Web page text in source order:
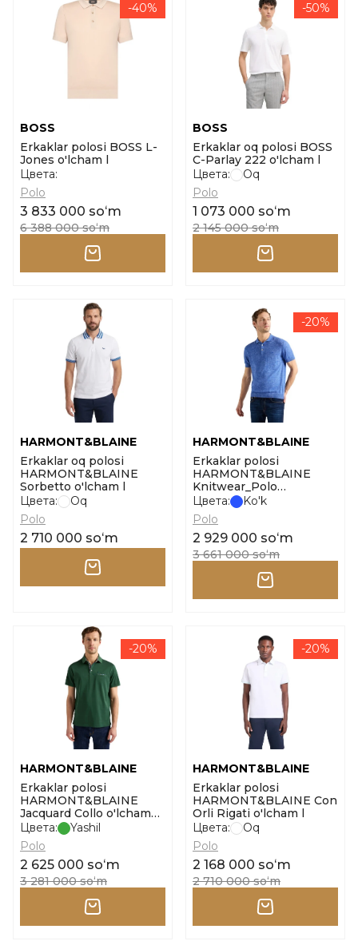
-40%
BOSS
Erkaklar polosi BOSS L-
Jones o'lcham l
Цвета:
Polo
3 833 000 soʻm
6 388 000 soʻm
-50%
BOSS
Erkaklar oq polosi BOSS
C-Parlay 222 o'lcham l
Цвета:
Oq
Polo
1 073 000 soʻm
2 145 000 soʻm
HARMONT&BLAINE
Erkaklar oq polosi
HARMONT&BLAINE
Sorbetto o'lcham l
Цвета:
Oq
Polo
2 710 000 soʻm
-20%
HARMONT&BLAINE
Erkaklar polosi
HARMONT&BLAINE
Knitwear_Polo
Smacchinata Tweed
o'lcham l
Цвета:
Ko'k
Polo
2 929 000 soʻm
3 661 000 soʻm
-20%
HARMONT&BLAINE
Erkaklar polosi
HARMONT&BLAINE
Jacquard Collo o'lcham
3xl
Цвета:
Yashil
Polo
2 625 000 soʻm
3 281 000 soʻm
-20%
HARMONT&BLAINE
Erkaklar polosi
HARMONT&BLAINE Con
Orli Rigati o'lcham l
Цвета:
Oq
Polo
2 168 000 soʻm
2 710 000 soʻm